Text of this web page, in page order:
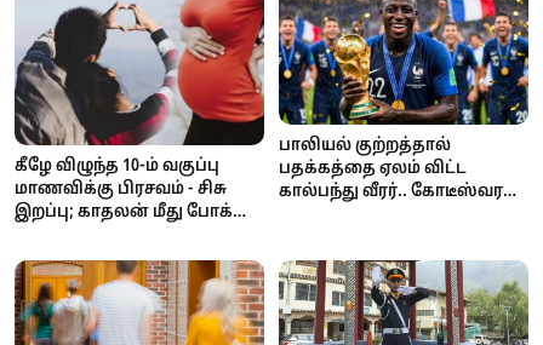
கீழே விழுந்த 10-ம் வகுப்பு
மாணவிக்கு பிரசவம் - சிசு
இறப்பு; காதலன் மீது போக்சோ
பாலியல் குற்றத்தால்
பதக்கத்தை ஏலம் விட்ட
கால்பந்து வீரர்.. கோடீஸ்வரன்